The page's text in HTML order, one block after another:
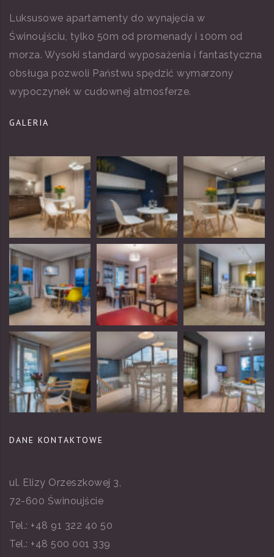
Luksusowe apartamenty do wynajęcia w
Świnoujściu, tylko 50m od promenady i 100m od
morza. Wysoki standard wyposażenia i fantastyczna
obsługa pozwoli Państwu spędzić wymarzony
wypoczynek w cudownej atmosferze.
GALERIA
DANE KONTAKTOWE
ul. Elizy Orzeszkowej 3,
72-600 Świnoujście
Tel.: +48 91 322 40 50
Tel.: +48 500 001 339